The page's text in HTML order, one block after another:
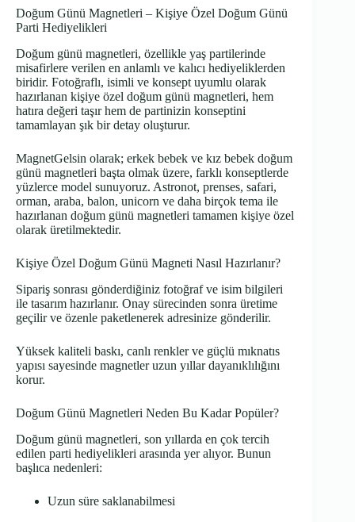
Doğum Günü Magnetleri – Kişiye Özel Doğum Günü
Parti Hediyelikleri
Doğum günü magnetleri, özellikle yaş partilerinde
misafirlere verilen en anlamlı ve kalıcı hediyeliklerden
biridir. Fotoğraflı, isimli ve konsept uyumlu olarak
hazırlanan kişiye özel doğum günü magnetleri, hem
hatıra değeri taşır hem de partinizin konseptini
tamamlayan şık bir detay oluşturur.
MagnetGelsin olarak; erkek bebek ve kız bebek doğum
günü magnetleri başta olmak üzere, farklı konseptlerde
yüzlerce model sunuyoruz. Astronot, prenses, safari,
orman, araba, balon, unicorn ve daha birçok tema ile
hazırlanan doğum günü magnetleri tamamen kişiye özel
olarak üretilmektedir.
Kişiye Özel Doğum Günü Magneti Nasıl Hazırlanır?
Sipariş sonrası gönderdiğiniz fotoğraf ve isim bilgileri
ile tasarım hazırlanır. Onay sürecinden sonra üretime
geçilir ve özenle paketlenerek adresinize gönderilir.
Yüksek kaliteli baskı, canlı renkler ve güçlü mıknatıs
yapısı sayesinde magnetler uzun yıllar dayanıklılığını
korur.
Doğum Günü Magnetleri Neden Bu Kadar Popüler?
Doğum günü magnetleri, son yıllarda en çok tercih
edilen parti hediyelikleri arasında yer alıyor. Bunun
başlıca nedenleri:
Uzun süre saklanabilmesi